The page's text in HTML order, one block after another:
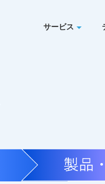
サービス